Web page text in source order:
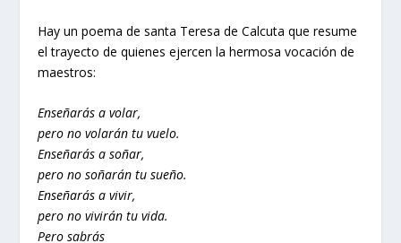
Hay un poema de santa Teresa de Calcuta que resume
el trayecto de quienes ejercen la hermosa vocación de
maestros:
Enseñarás a volar,
pero no volarán tu vuelo.
Enseñarás a soñar,
pero no soñarán tu sueño.
Enseñarás a vivir,
pero no vivirán tu vida.
Pero sabrás